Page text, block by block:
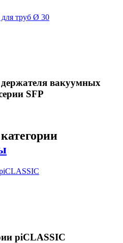
вакуумных
SFP
piCLASSIC